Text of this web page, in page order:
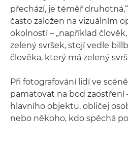
přechází, je téměř
často založen na vizuálním
okolností – „například
zelený svršek, stojí vedle
člověka, který má zelený
Při fotografování lidí ve
pamatovat na bod zaostření
hlavního objektu, obličej
nebo někoho, kdo spěchá